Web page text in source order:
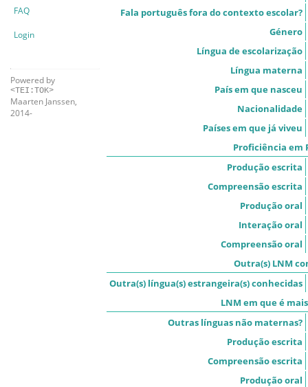
FAQ
Login
Powered by
<TEI:TOK>
Maarten Janssen,
2014-
Fala português fora do contexto escolar?
Género
Língua de escolarização
Língua materna
País em que nasceu
Nacionalidade
Países em que já viveu
Proficiência em
Produção escrita
Compreensão escrita
Produção oral
Interação oral
Compreensão oral
Outra(s) LNM
Outra(s) língua(s) estrangeira(s) conhecidas
LNM em que é
Outras línguas não maternas?
Produção escrita
Compreensão escrita
Produção oral